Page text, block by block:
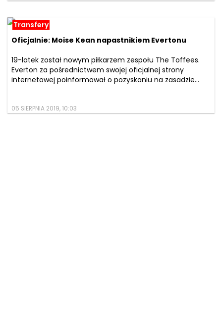
Transfery
Oficjalnie: Moise Kean napastnikiem Evertonu
19-latek został nowym piłkarzem zespołu The Toffees.
Everton za pośrednictwem swojej oficjalnej strony
internetowej poinformował o pozyskaniu na zasadzie...
05 SIERPNIA 2019, 10:03